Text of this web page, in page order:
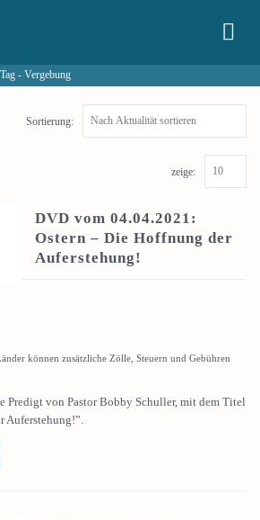
- Vergebung
Sortierung:
zeige:
DVD vom 04.04.2021:
Ostern – Die Hoffnung der
Auferstehung!
können zusätzliche Zölle, Steuern und Gebühren
Predigt von Pastor Bobby Schuller, mit dem Titel
Auferstehung!”.